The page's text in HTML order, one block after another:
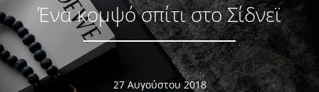
Ένα κομψό σπίτι στο Σίδνεϊ
27 Αυγούστου 2018